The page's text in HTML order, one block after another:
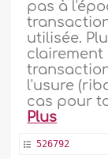
pas à
utilisée.
clairement
l'usure
cas pour
Plus
526792